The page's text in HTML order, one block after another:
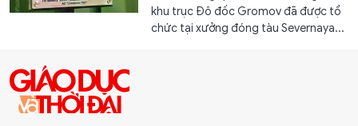
khu trục Đô đốc Gromov đã được tổ
chức tại xưởng đóng tàu Severnaya...